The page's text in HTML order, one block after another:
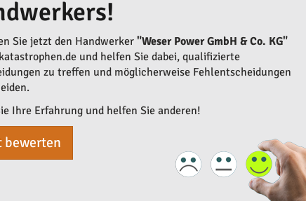
mit ähnlichen Firmen spart Geld und fördert
Einsparungen erzielen und gleichzeitig einen
Sie jetzt den Handwerker "Weser Power GmbH & Co. KG"
und helfen Sie dabei, qualifizierte
zu treffen und möglicherweise Fehlentscheidungen
Ihre Erfahrung und helfen Sie anderen!
bewerten